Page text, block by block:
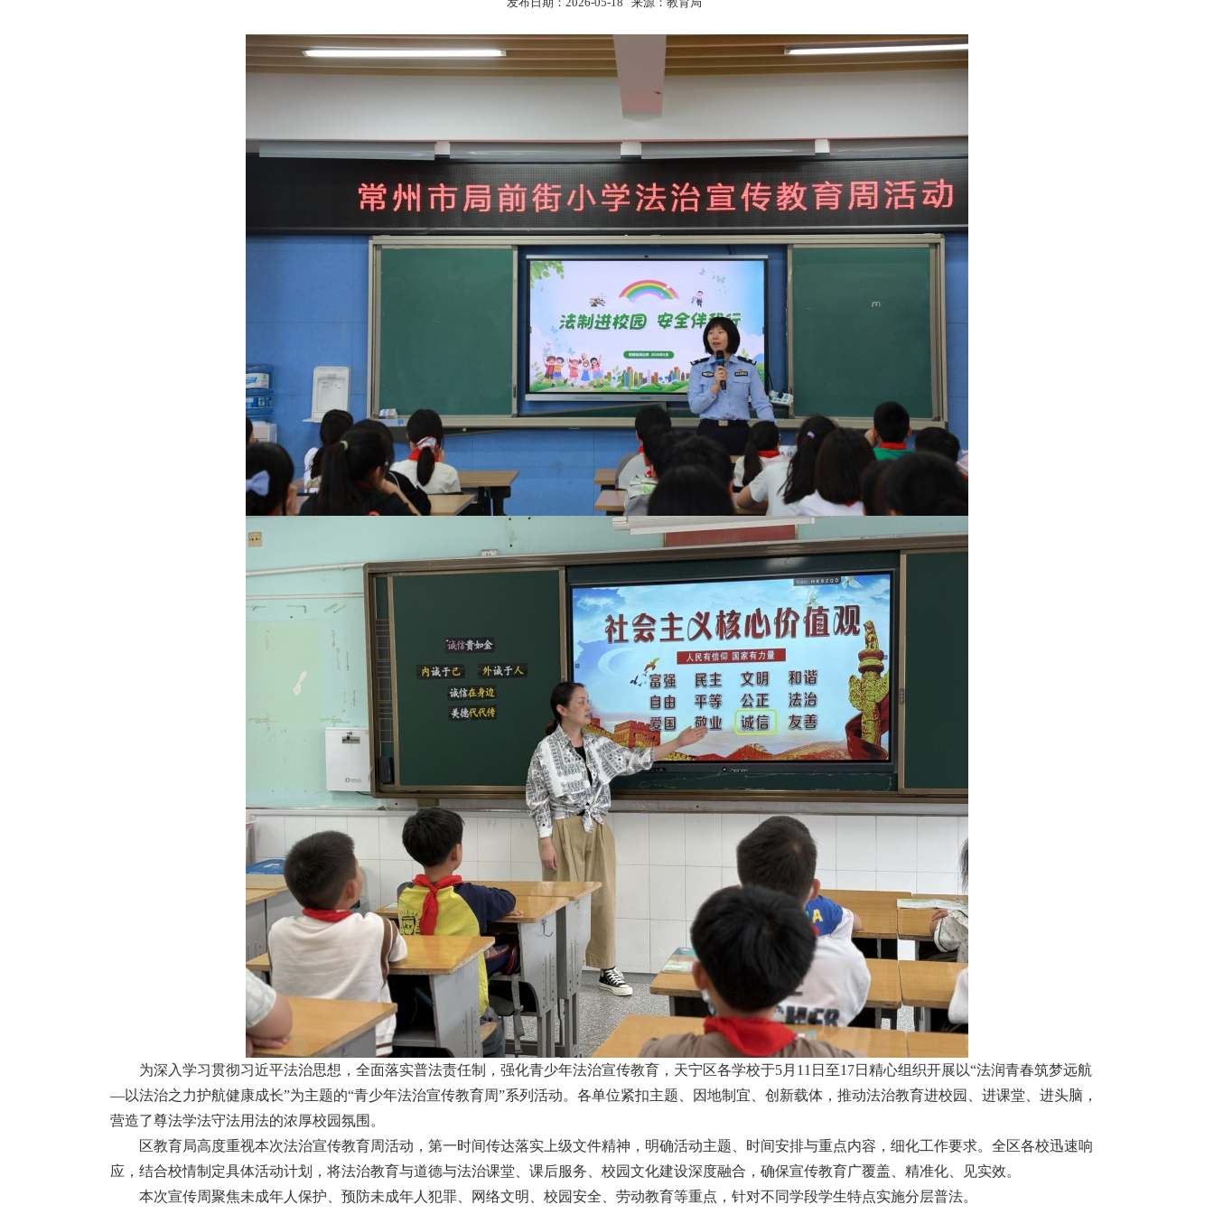
为深入学习贯彻习近平法治思想，全面落实普法责任制，强化青少年法治宣传教育，天宁区各学校于5月11日至17日精心组织开展以“法润青春筑梦远航
—以法治之力护航健康成长”为主题的“青少年法治宣传教育周”系列活动。各单位紧扣主题、因地制宜、创新载体，推动法治教育进校园、进课堂、进头脑，
营造了尊法学法守法用法的浓厚校园氛围。
区教育局高度重视本次法治宣传教育周活动，第一时间传达落实上级文件精神，明确活动主题、时间安排与重点内容，细化工作要求。全区各校迅速响
应，结合校情制定具体活动计划，将法治教育与道德与法治课堂、课后服务、校园文化建设深度融合，确保宣传教育广覆盖、精准化、见实效。
本次宣传周聚焦未成年人保护、预防未成年人犯罪、网络文明、校园安全、劳动教育等重点，针对不同学段学生特点实施分层普法。